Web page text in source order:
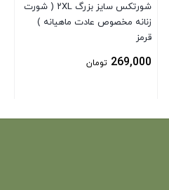
شورتکس سایز بزرگ ۲XL ( شورت
زنانه مخصوص عادت ماهیانه )
قرمز
269,000 تومان